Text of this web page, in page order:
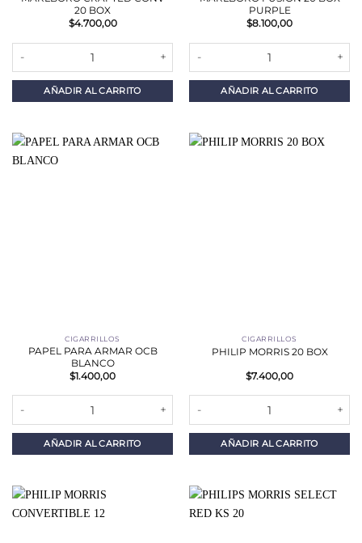
20 BOX
$4.700,00
AÑADIR AL CARRITO
PURPLE
$8.100,00
AÑADIR AL CARRITO
CIGARRILLOS
PAPEL PARA ARMAR OCB
BLANCO
$1.400,00
AÑADIR AL CARRITO
CIGARRILLOS
PHILIP MORRIS 20 BOX
$7.400,00
AÑADIR AL CARRITO